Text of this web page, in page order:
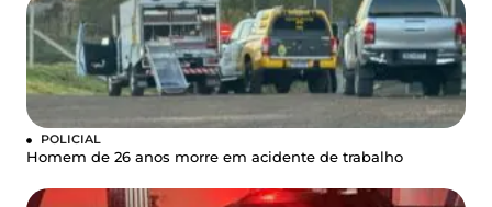
POLICIAL
Homem de 26 anos morre em acidente de trabalho